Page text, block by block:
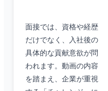
面接では、資格や経歴
だけでなく、入社後の
具体的な貢献意欲が問
われます。動画の内容
を踏まえ、企業が重視